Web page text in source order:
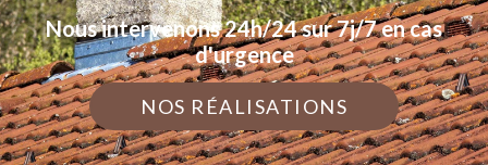
Nous intervenons 24h/24 sur 7j/7 en cas
d'urgence
NOS RÉALISATIONS